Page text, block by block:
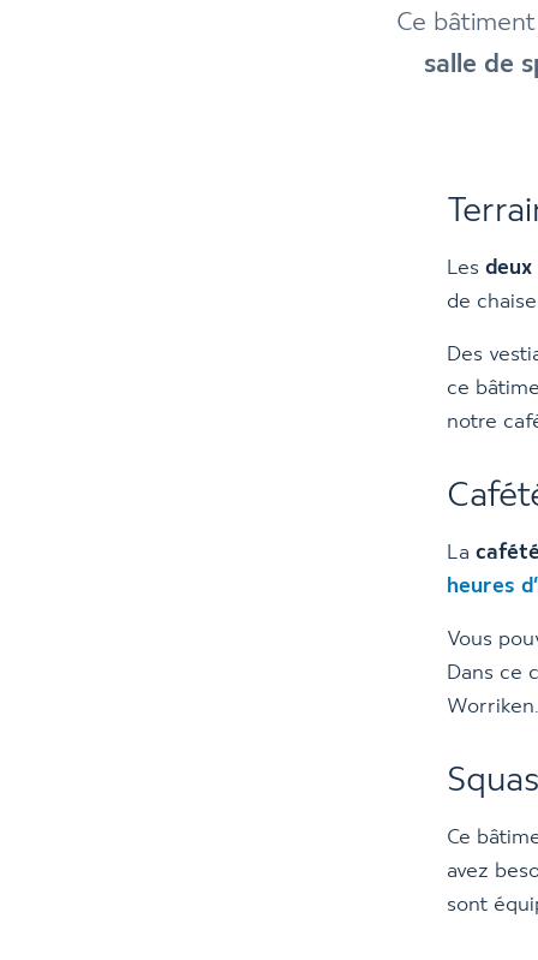
Ce
salle de
Les
de
Des
ce
notre
La
heures
Vous
Dans ce
Worriken.
Ce
avez
sont